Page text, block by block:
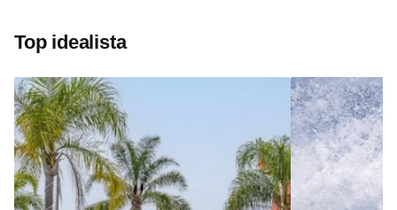
Top idealista